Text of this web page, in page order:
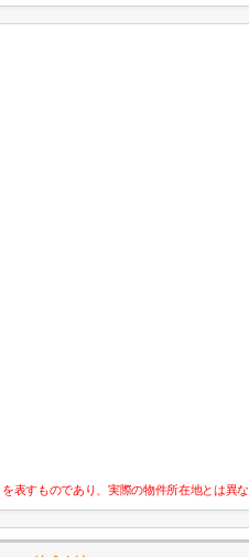
すものであり、実際の物件所在地とは異な